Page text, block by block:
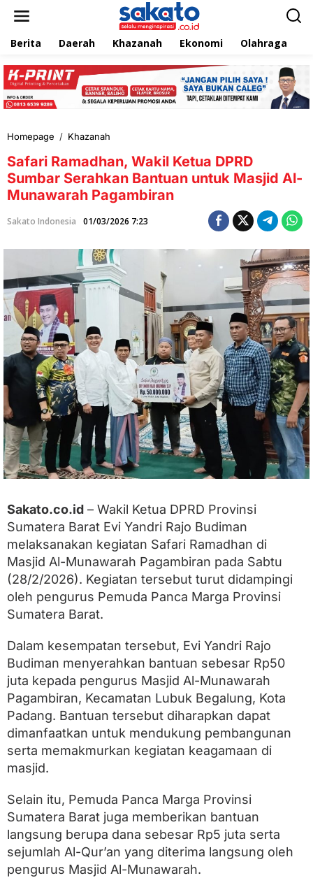
e
k
Berita Daerah Khazanah Ekonomi Olahraga
Homepage / Khazanah
f
a
r
i
a
a
d
h
a
k
i
l
K
t
u
a
D
P
R
u
m
b
a
r
S
r
a
n
B
n
t
u
a
n
u
k
M
a
s
j
Safari Ramadhan, Wakil Ketua DPRD
Sumbar Serahkan Bantuan untuk Masjid Al-
Munawarah Pagambiran
Sakato Indonesia 01/03/2026 7:23
Sakato.co.id – Wakil Ketua DPRD Provinsi
Sumatera Barat Evi Yandri Rajo Budiman
melaksanakan kegiatan Safari Ramadhan di
Masjid Al-Munawarah Pagambiran pada Sabtu
(28/2/2026). Kegiatan tersebut turut didampingi
oleh pengurus Pemuda Panca Marga Provinsi
Sumatera Barat.
Dalam kesempatan tersebut, Evi Yandri Rajo
Budiman menyerahkan bantuan sebesar Rp50
juta kepada pengurus Masjid Al-Munawarah
Pagambiran, Kecamatan Lubuk Begalung, Kota
Padang. Bantuan tersebut diharapkan dapat
dimanfaatkan untuk mendukung pembangunan
serta memakmurkan kegiatan keagamaan di
masjid.
Selain itu, Pemuda Panca Marga Provinsi
Sumatera Barat juga memberikan bantuan
langsung berupa dana sebesar Rp5 juta serta
sejumlah Al-Qur’an yang diterima langsung oleh
pengurus Masjid Al-Munawarah.